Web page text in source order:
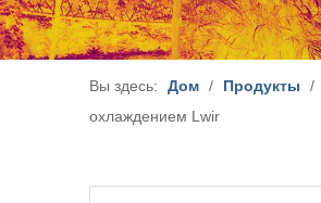
Вы здесь: Дом / Продукты /
охлаждением Lwir